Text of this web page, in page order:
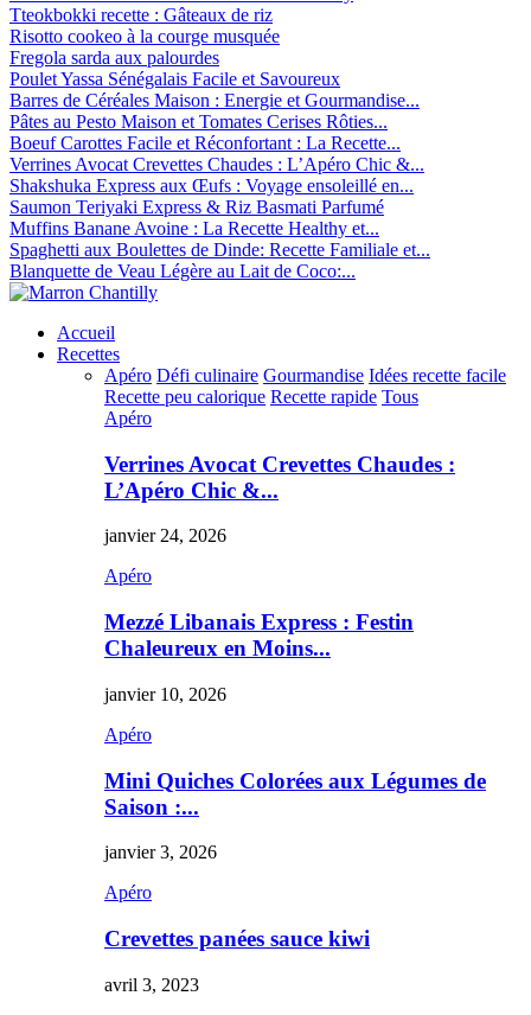
Tteokbokki recette : Gâteaux de riz
Risotto cookeo à la courge musquée
Fregola sarda aux palourdes
Poulet Yassa Sénégalais Facile et Savoureux
Barres de Céréales Maison : Energie et Gourmandise...
Pâtes au Pesto Maison et Tomates Cerises Rôties...
Boeuf Carottes Facile et Réconfortant : La Recette...
Verrines Avocat Crevettes Chaudes : L’Apéro Chic &...
Shakshuka Express aux Œufs : Voyage ensoleillé en...
Saumon Teriyaki Express & Riz Basmati Parfumé
Muffins Banane Avoine : La Recette Healthy et...
Spaghetti aux Boulettes de Dinde: Recette Familiale et...
Blanquette de Veau Légère au Lait de Coco:...
Accueil
Recettes
Apéro Défi culinaire Gourmandise Idées recette facile
Recette peu calorique Recette rapide Tous
Apéro
Verrines Avocat Crevettes Chaudes :
L’Apéro Chic &...
janvier 24, 2026
Apéro
Mezzé Libanais Express : Festin
Chaleureux en Moins...
janvier 10, 2026
Apéro
Mini Quiches Colorées aux Légumes de
Saison :...
janvier 3, 2026
Apéro
Crevettes panées sauce kiwi
avril 3, 2023